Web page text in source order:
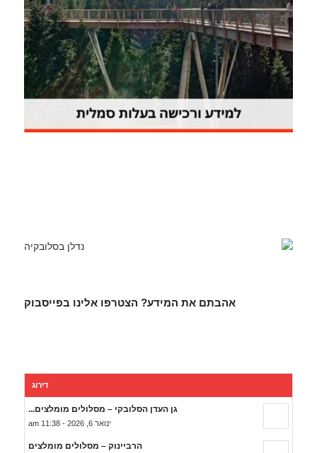
אהבתם את המידע? הצטרפו אלינו בפייסבוק
דירוג
גן העדן הסלובקי – מסלולים מומלצים...
ינואר 6, 2026 - 11:38 am
הרביינוק – מסלולים מומלצים